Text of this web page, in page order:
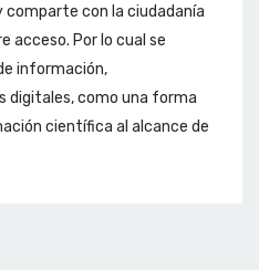
con la ciudadanía
acceso. Por lo cual se
información,
digitales, como una forma
científica al alcance de